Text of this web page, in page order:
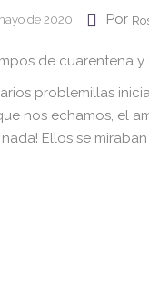
de 2020 Por
de cuarentena
problemillas
nos echamos, el
Ellos se